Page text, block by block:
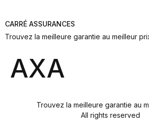
CARRÉ ASSURANCES
Trouvez la meilleure garantie au meilleur
AXA
Trouvez la meilleure garantie au
All rights reserved